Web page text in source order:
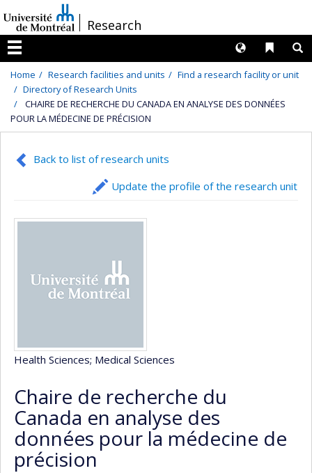
au
contenu
/Research
Menu
Liens
Langues
Home Research facilities and units
Find a research facility or unit
Directory of Research Units
CHAIRE DE RECHERCHE DU CANADA EN ANALYSE DES DONNÉES
POUR LA MÉDECINE DE PRÉCISION
Back to list of research units
Update the profile of the research unit
Health Sciences; Medical Sciences
Chaire de recherche du
Canada en analyse des
données pour la médecine de
précision